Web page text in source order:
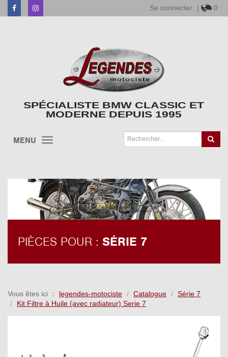
FacebookInstagram Se connecter | 0
SPÉCIALISTE BMW CLASSIC ET
MODERNE DEPUIS 1995
MENU
PIÈCES POUR : SÉRIE 7
Vous êtes ici legendes-motociste Catalogue
Série 7
Kit Filtre à Huile (avec radiateur) Serie 7